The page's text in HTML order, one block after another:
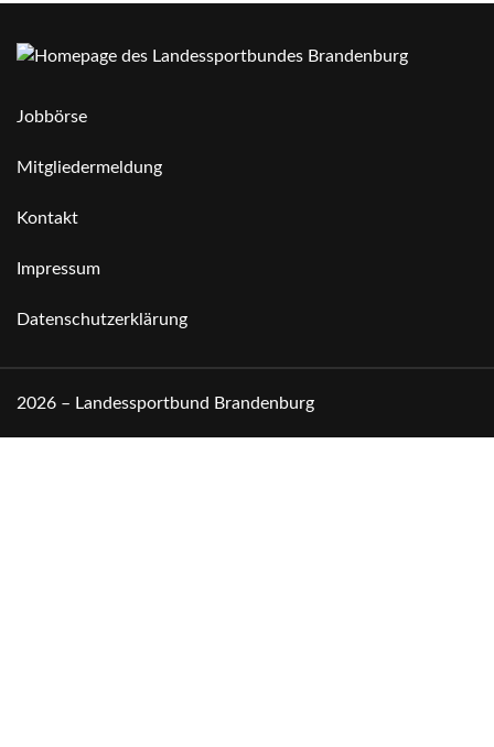
Jobbörse
Mitgliedermeldung
Kontakt
Impressum
Datenschutzerklärung
2026 – Landessportbund Brandenburg